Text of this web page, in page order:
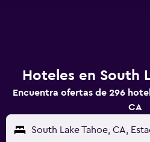
Hoteles en South
Encuentra ofertas de 296
CA
South Lake Tahoe, CA,